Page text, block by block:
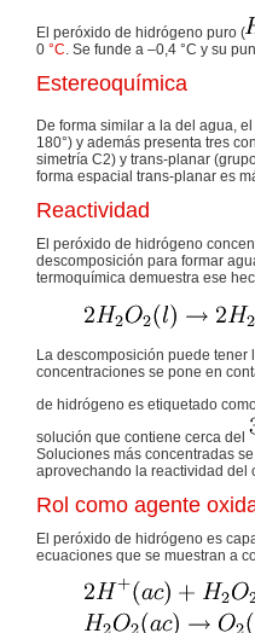
El peróxido de hidrógeno puro (
0 °C. Se funde a –0,4 °C y su
Estereoquímica
De forma similar a la del agua,
180°) y además presenta tres
simetría C2) y trans-planar
forma espacial trans-planar es
Reactividad
El peróxido de hidrógeno
descompo­sición para formar
termoquímica demuestra ese
La descomposición puede
concentraciones se pone en
de hidrógeno es etiquetado
solución que contiene cerca del
Soluciones más concentradas
aprovechando la reactividad del
Rol como agente
El peróxido de hidrógeno es
ecuaciones que se muestran a